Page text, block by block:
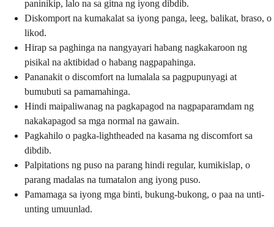
paninikip, lalo na sa gitna ng iyong dibdib.
Diskomport na kumakalat sa iyong panga, leeg, balikat, braso, o
likod.
Hirap sa paghinga na nangyayari habang nagkakaroon ng
pisikal na aktibidad o habang nagpapahinga.
Pananakit o discomfort na lumalala sa pagpupunyagi at
bumubuti sa pamamahinga.
Hindi maipaliwanag na pagkapagod na nagpaparamdam ng
nakakapagod sa mga normal na gawain.
Pagkahilo o pagka-lightheaded na kasama ng discomfort sa
dibdib.
Palpitations ng puso na parang hindi regular, kumikislap, o
parang madalas na tumatalon ang iyong puso.
Pamamaga sa iyong mga binti, bukung-bukong, o paa na unti-
unting umuunlad.